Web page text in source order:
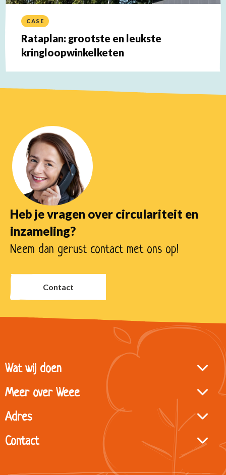
CASE
Rataplan: grootste en leukste
kringloopwinkelketen
meer
Heb je vragen over circulariteit en
inzameling?
Neem dan gerust contact met ons op!
Contact
Site
footer
Wat wij doen
Meer over Weee
Adres
Contact